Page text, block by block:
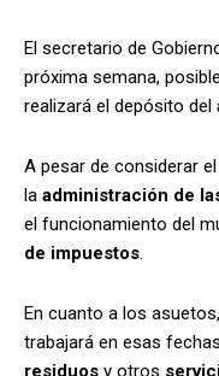
El secretario de
próxima semana,
realizará el depósito del
A pesar de considerar
la administración de
el funcionamiento del
de impuestos.
En cuanto a los
trabajará en esas
residuos y otros